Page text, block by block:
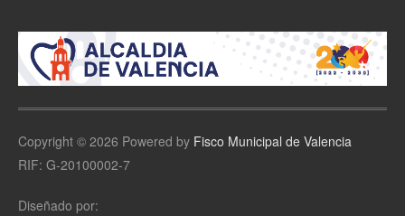
Copyright © 2026 Powered by Fisco Municipal de Valencia
RIF: G-20100002-7
Diseñado por: